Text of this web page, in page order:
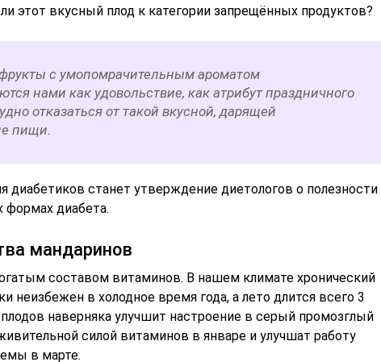
этот вкусный плод к категории запрещённых продуктов?
с умопомрачительным ароматом
нами как удовольствие, как атрибут праздничного
отказаться от такой вкусной, дарящей
пищи.
диабетиков станет утверждение диетологов о полезности
диабета.
мандаринов
составом витаминов. В нашем климате хронический
неизбежен в холодное время года, а лето длится всего 3
наверняка улучшит настроение в серый промозглый
силой витаминов в январе и улучшат работу
в марте.